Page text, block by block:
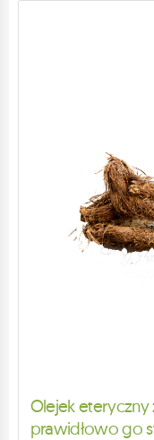
Olejek eteryczny
prawidłowo go